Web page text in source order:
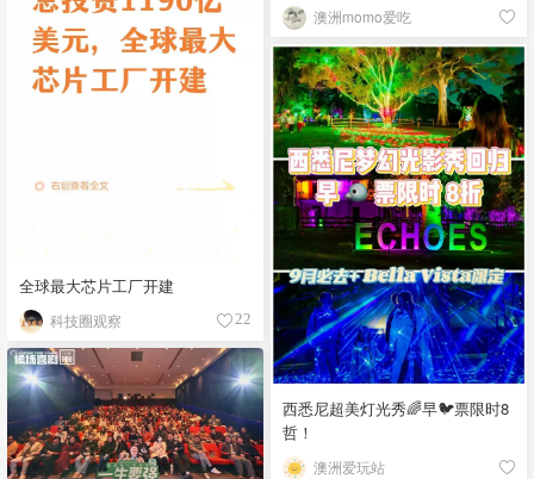
澳洲momo爱吃
全球最大芯片工厂开建
科技圈观察 22
西悉尼超美灯光秀🌈早🐦票限时8
哲！
澳洲爱玩站